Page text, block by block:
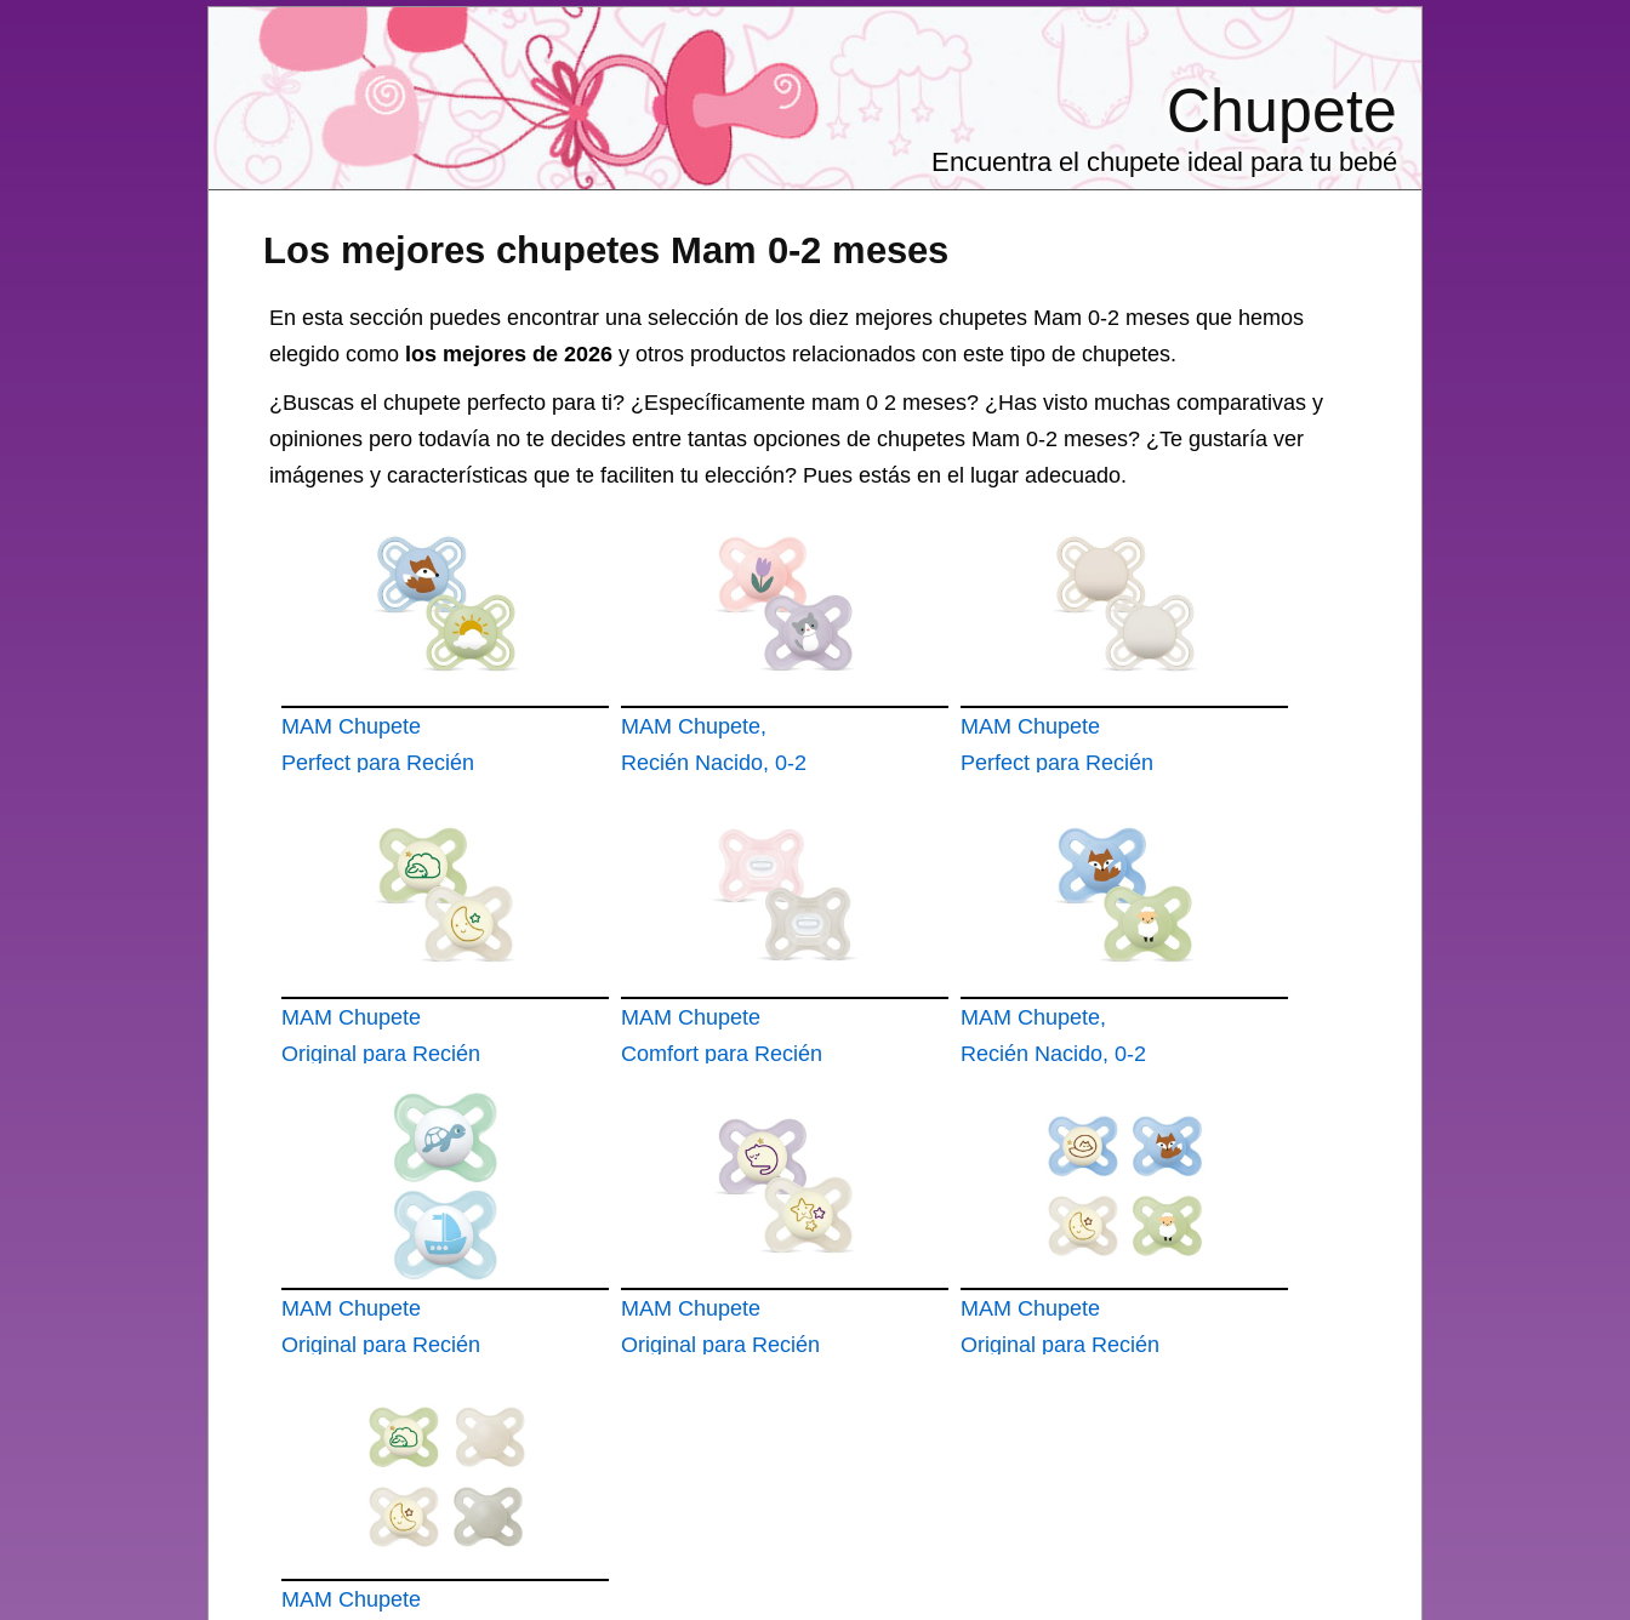
Los mejores chupetes Mam 0-2 meses
Chupete
Encuentra el chupete ideal para tu bebé
En esta sección puedes encontrar una selección de los diez mejores chupetes Mam 0-2 meses que hemos
elegido como los mejores de 2026 y otros productos relacionados con este tipo de chupetes.
¿Buscas el chupete perfecto para ti? ¿Específicamente mam 0 2 meses? ¿Has visto muchas comparativas y
opiniones pero todavía no te decides entre tantas opciones de chupetes Mam 0-2 meses? ¿Te gustaría ver
imágenes y características que te faciliten tu elección? Pues estás en el lugar adecuado.
MAM Chupete
Perfect para Recién
MAM Chupete,
Recién Nacido, 0-2
MAM Chupete
Perfect para Recién
MAM Chupete
Original para Recién
Nacidos 0-2 Meses
MAM Chupete
Comfort para Recién
MAM Chupete,
Recién Nacido, 0-2
MAM Chupete
Original para Recién
MAM Chupete
Original para Recién
MAM Chupete
Original para Recién
MAM Chupete